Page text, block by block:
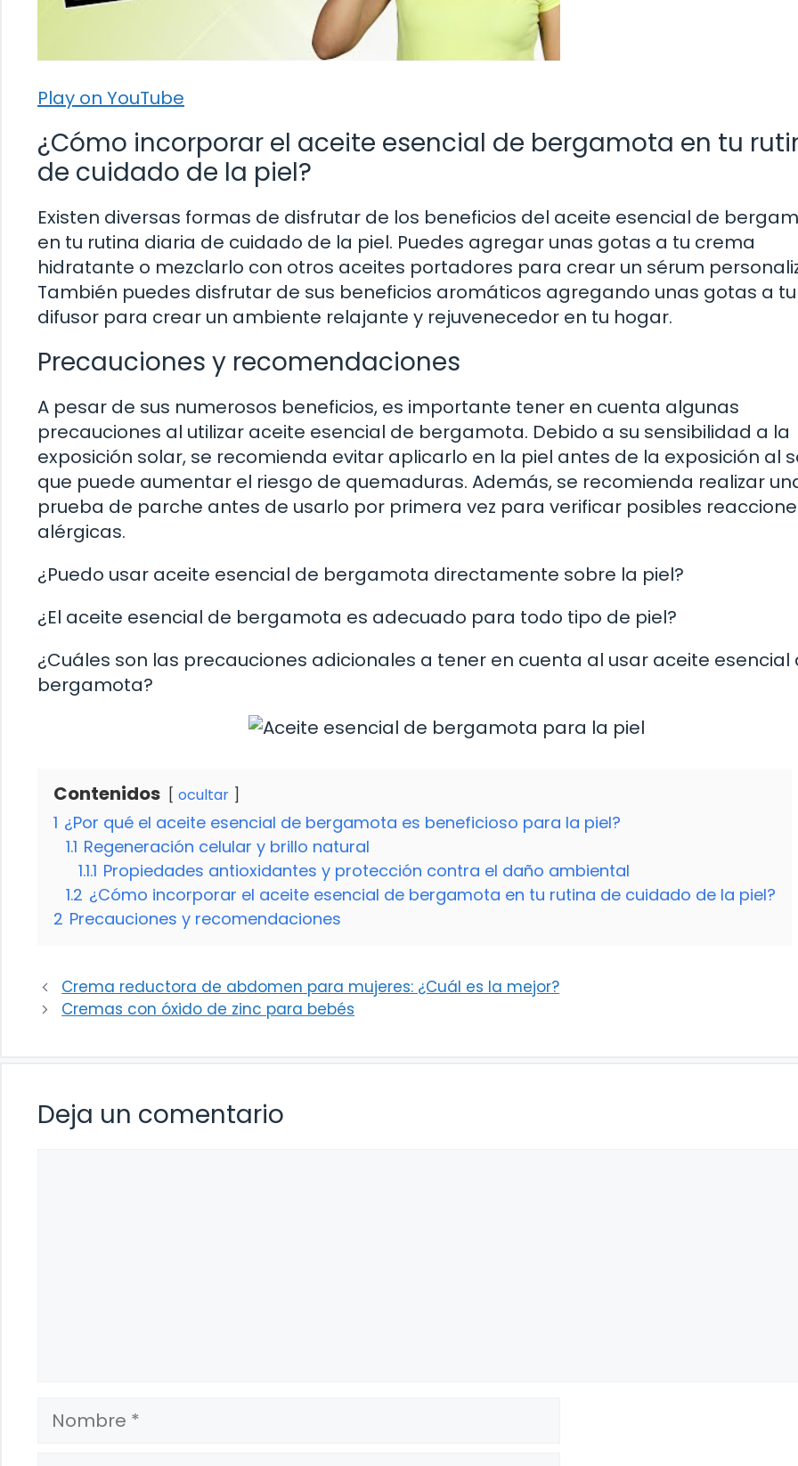
Play on YouTube
¿Cómo incorporar el aceite esencial de bergamota en tu
de cuidado de la piel?
Existen diversas formas de disfrutar de los beneficios del aceite esencial de
en tu rutina diaria de cuidado de la piel. Puedes agregar unas gotas a tu crema
hidratante o mezclarlo con otros aceites portadores para crear un sérum
También puedes disfrutar de sus beneficios aromáticos agregando unas gotas a tu
difusor para crear un ambiente relajante y rejuvenecedor en tu hogar.
Precauciones y recomendaciones
A pesar de sus numerosos beneficios, es importante tener en cuenta algunas
precauciones al utilizar aceite esencial de bergamota. Debido a su sensibilidad a la
exposición solar, se recomienda evitar aplicarlo en la piel antes de la exposición al
que puede aumentar el riesgo de quemaduras. Además, se recomienda realizar
prueba de parche antes de usarlo por primera vez para verificar posibles
alérgicas.
¿Puedo usar aceite esencial de bergamota directamente sobre la piel?
¿El aceite esencial de bergamota es adecuado para todo tipo de piel?
¿Cuáles son las precauciones adicionales a tener en cuenta al usar aceite esencial
bergamota?
Contenidos ocultar
1 ¿Por qué el aceite esencial de bergamota es beneficioso para la piel?
1.1 Regeneración celular y brillo natural
1.1.1 Propiedades antioxidantes y protección contra el daño ambiental
1.2 ¿Cómo incorporar el aceite esencial de bergamota en tu rutina de cuidado de la piel?
2 Precauciones y recomendaciones
Crema reductora de abdomen para mujeres: ¿Cuál es la mejor?
Cremas con óxido de zinc para bebés
Deja un comentario
Nombre